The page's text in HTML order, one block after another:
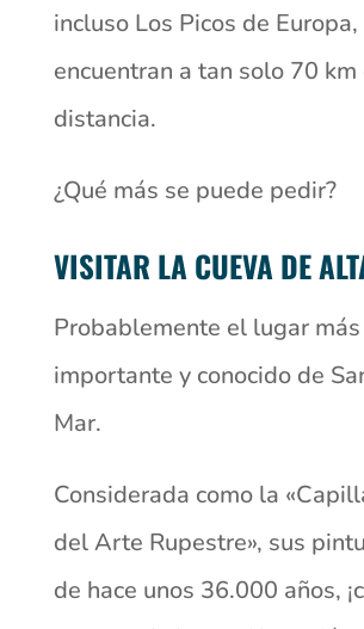
incluso Los Picos de
encuentran a tan solo 70 km
distancia.
¿Qué más se puede pedir?
VISITAR LA CUEVA DE
Probablemente el lugar más
importante y conocido de
Mar.
Considerada como la
del Arte Rupestre», sus
de hace unos 36.000 años,